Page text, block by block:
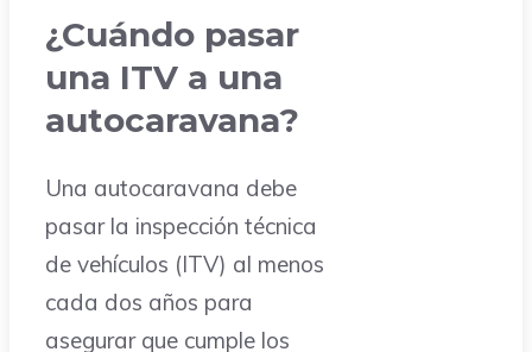
¿Cuándo pasar
una ITV a una
autocaravana?
Una autocaravana debe
pasar la inspección técnica
de vehículos (ITV) al menos
cada dos años para
asegurar que cumple los